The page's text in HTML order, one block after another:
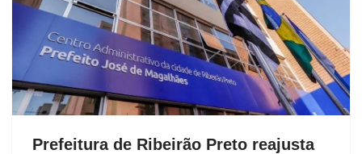
Prefeitura de Ribeirão Preto reajusta